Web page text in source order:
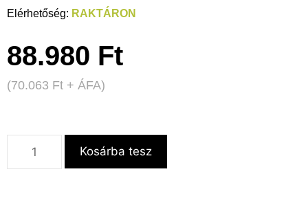
RAKTÁRON
88.980 Ft
(70.063 Ft + ÁFA)
Kosárba tesz